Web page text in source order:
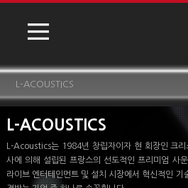
L-ACOUSTICS
L-ACOUSTICS
L-Acoustics는 1984년 창립자이자 현 회장인 크
사에 의해 설립된 프랑스의 선도적인 프리미엄 사
라이브 엔터테인먼트 및 설치 시장에서 혁신적인 기